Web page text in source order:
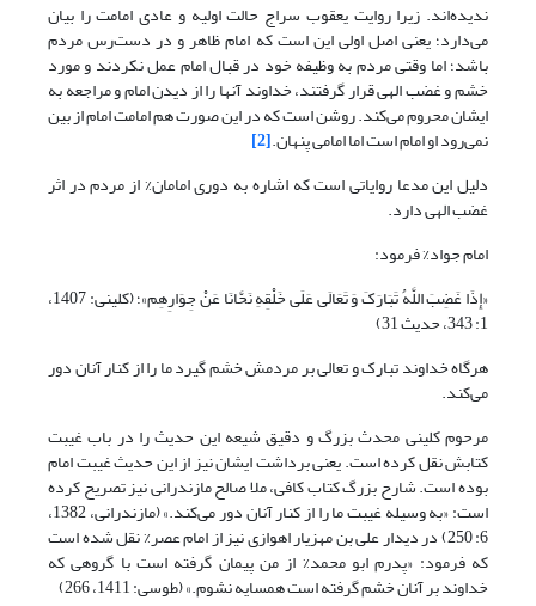
ندیده‌اند. زیرا روایت یعقوب سراج حالت اولیه و عادی امامت را بیان
می‌دارد؛ یعنی اصل اولی این است که امام ظاهر و در دست‌رس مردم
باشد؛ اما وقتی مردم به وظیفه خود در قبال امام عمل نکردند و مورد
خشم و غضب الهی قرار گرفتند، خداوند آنها را از دیدن امام و مراجعه به
ایشان محروم می‌کند. روشن است که در این صورت هم امامت امام از بین
نمی‌رود او امام است اما امامی پنهان.[2]
دلیل این مدعا روایاتی است که اشاره به دوری امامان% از مردم در اثر
غضب الهی دارد.
امام جواد% فرمود:
«إِذَا غَضِبَ اللَّهُ تَبَارَکَ وَ تَعَالَى عَلَى خَلْقِهِ نَحَّانَا عَنْ‏ جِوَارِهِم»؛ (کلینی: 1407،
1: 343، حدیث 31)
هرگاه خداوند تبارک و تعالی بر مردمش خشم گیرد ما را از کنار آنان دور
می‌کند‏.
مرحوم کلینی محدث بزرگ و دقیق شیعه این حدیث را در باب غیبت
کتابش نقل کرده است. یعنی برداشت ایشان نیز از این حدیث غیبت امام
بوده است. شارح بزرگ کتاب کافی، ملا صالح مازندرانی نیز تصریح کرده
است: «به وسیله غیبت ما را از کنار آنان دور می‌کند.» (مازندرانی، 1382،
‏6: 250) در دیدار علی بن مهزیار اهوازی نیز از امام عصر% نقل شده است
که فرمود: «پدرم ابو محمد% از من پیمان گرفته است با گروهی که
خداوند بر آنان خشم گرفته است همسایه نشوم.‏»‏ (طوسی: 1411، 266)